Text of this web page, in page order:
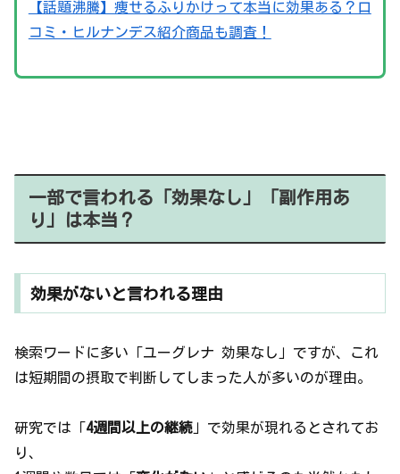
【話題沸騰】痩せるふりかけって本当に効果ある？口
コミ・ヒルナンデス紹介商品も調査！
一部で言われる「効果なし」「副作用あ
り」は本当？
効果がないと言われる理由
検索ワードに多い「ユーグレナ 効果なし」ですが、これ
は短期間の摂取で判断してしまった人が多いのが理由。
研究では「4週間以上の継続 」で効果が現れるとされてお
り、